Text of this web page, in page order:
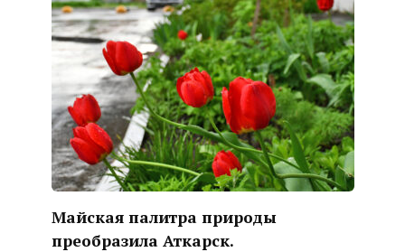
Майская палитра природы
преобразила Аткарск.